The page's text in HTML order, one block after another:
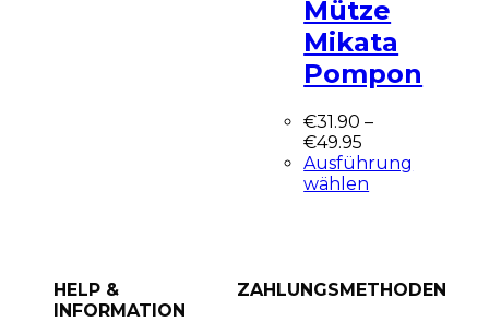
Mütze
Mikata
Pompon
€31.90 –
€49.95
Ausführung
wählen
HELP &
INFORMATION
ZAHLUNGSMETHODEN